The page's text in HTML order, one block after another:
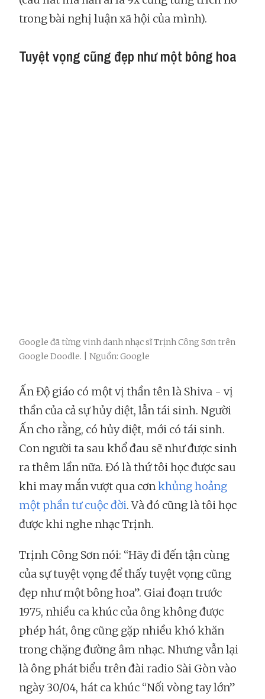
trong bài nghị luận xã hội của mình).
Tuyệt vọng cũng đẹp như một bông hoa
Google đã từng vinh danh nhạc sĩ Trịnh Công Sơn trên
Google Doodle. | Nguồn: Google
Ấn Độ giáo có một vị thần tên là Shiva - vị
thần của cả sự hủy diệt, lẫn tái sinh. Người
Ấn cho rằng, có hủy diệt, mới có tái sinh.
Con người ta sau khổ đau sẽ như được sinh
ra thêm lần nữa. Đó là thứ tôi học được sau
khi may mắn vượt qua cơnkhủng hoảng
một phần tư cuộc đời. Và đó cũng là tôi học
được khi nghe nhạc Trịnh.
Trịnh Công Sơn nói: “Hãy đi đến tận cùng
của sự tuyệt vọng để thấy tuyệt vọng cũng
đẹp như một bông hoa”. Giai đoạn trước
1975, nhiều ca khúc của ông không được
phép hát, ông cũng gặp nhiều khó khăn
trong chặng đường âm nhạc. Nhưng vẫn lại
là ông phát biểu trên đài radio Sài Gòn vào
ngày 30/04, hát ca khúc “Nối vòng tay lớn”